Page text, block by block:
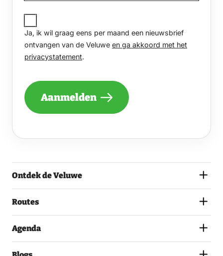
JA,
IK
WIL
GRAAG
EENS
PER
EEN
ONTVANGEN
EN
HET
Ja, ik wil graag eens per maand een nieuwsbrief
ontvangen van de Veluwe en ga akkoord met het
privacystatement.
Aanmelden
Ontdek de Veluwe
Routes
Agenda